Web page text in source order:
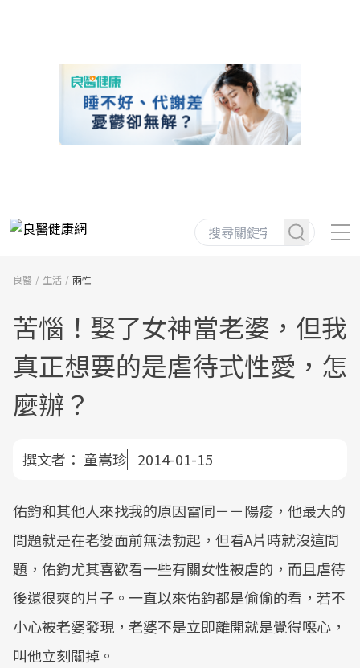
良醫 生活 兩性
苦惱！娶了女神當老婆，但我
真正想要的是虐待式性愛，怎
麼辦？
撰文者： 童嵩珍 2014-01-15
佑鈞和其他人來找我的原因雷同－－陽痿，他最大的
問題就是在老婆面前無法勃起，但看A片時就沒這問
題，佑鈞尤其喜歡看一些有關女性被虐的，而且虐待
後還很爽的片子。一直以來佑鈞都是偷偷的看，若不
小心被老婆發現，老婆不是立即離開就是覺得噁心，
叫他立刻關掉。